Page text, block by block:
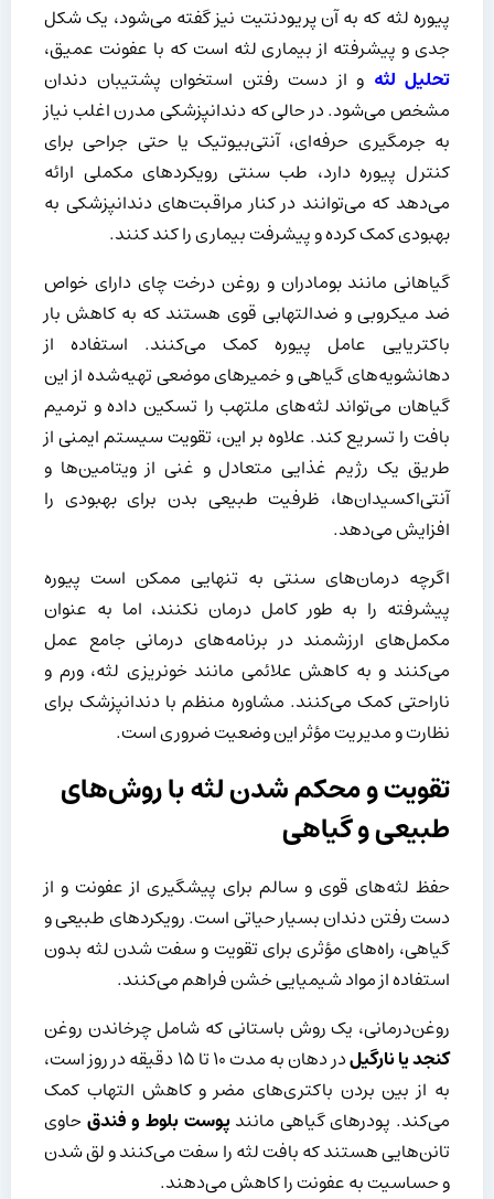
پیوره لثه که به آن پریودنتیت نیز گفته می‌شود، یک شکل
جدی و پیشرفته از بیماری لثه است که با عفونت عمیق،
تحلیل لثه و از دست رفتن استخوان پشتیبان دندان
مشخص می‌شود. در حالی که دندانپزشکی مدرن اغلب نیاز
به جرمگیری حرفه‌ای، آنتی‌بیوتیک یا حتی جراحی برای
کنترل پیوره دارد، طب سنتی رویکردهای مکملی ارائه
می‌دهد که می‌توانند در کنار مراقبت‌های دندانپزشکی به
بهبودی کمک کرده و پیشرفت بیماری را کند کنند.
گیاهانی مانند بومادران و روغن درخت چای دارای خواص
ضد میکروبی و ضدالتهابی قوی هستند که به کاهش بار
باکتریایی عامل پیوره کمک می‌کنند. استفاده از
دهانشویه‌های گیاهی و خمیرهای موضعی تهیه‌شده از این
گیاهان می‌تواند لثه‌های ملتهب را تسکین داده و ترمیم
بافت را تسریع کند. علاوه بر این، تقویت سیستم ایمنی از
طریق یک رژیم غذایی متعادل و غنی از ویتامین‌ها و
آنتی‌اکسیدان‌ها، ظرفیت طبیعی بدن برای بهبودی را
افزایش می‌دهد.
اگرچه درمان‌های سنتی به تنهایی ممکن است پیوره
پیشرفته را به طور کامل درمان نکنند، اما به عنوان
مکمل‌های ارزشمند در برنامه‌های درمانی جامع عمل
می‌کنند و به کاهش علائمی مانند خونریزی لثه، ورم و
ناراحتی کمک می‌کنند. مشاوره منظم با دندانپزشک برای
نظارت و مدیریت مؤثر این وضعیت ضروری است.
تقویت و محکم شدن لثه با روش‌های
طبیعی و گیاهی
حفظ لثه‌های قوی و سالم برای پیشگیری از عفونت و از
دست رفتن دندان بسیار حیاتی است. رویکردهای طبیعی و
گیاهی، راه‌های مؤثری برای تقویت و سفت شدن لثه بدون
استفاده از مواد شیمیایی خشن فراهم می‌کنند.
روغن‌درمانی، یک روش باستانی که شامل چرخاندن روغن
کنجد یا نارگیل
در دهان به مدت ۱۰ تا ۱۵ دقیقه در روز است،
به از بین بردن باکتری‌های مضر و کاهش التهاب کمک
می‌کند. پودرهای گیاهی مانندپوست بلوط و فندق حاوی
تانن‌هایی هستند که بافت لثه را سفت می‌کنند و لق شدن
و حساسیت به عفونت را کاهش می‌دهند.